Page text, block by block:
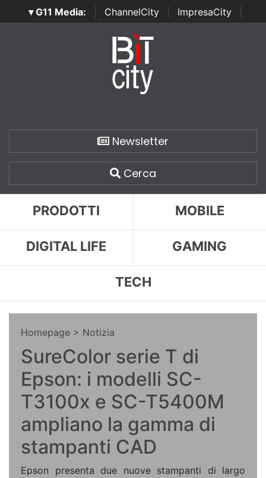
▾ G11 Media: ChannelCity ImpresaCity
SecurityOpenLab | Italian Channel Awards | Italian
Italian Security Awards
Newsletter
Cerca
PRODOTTI MOBILE
DIGITAL LIFE GAMING
TECH
Homepage > Notizia
SureColor serie T di
Epson: i modelli SC-
T3100x e SC-T5400M
ampliano la gamma di
stampanti CAD
Epson presenta due nuove stampanti di largo